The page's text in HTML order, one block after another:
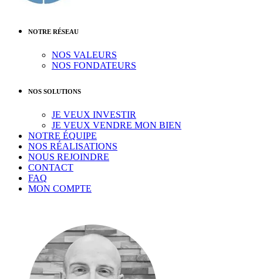
NOTRE RÉSEAU
NOS VALEURS
NOS FONDATEURS
NOS SOLUTIONS
JE VEUX INVESTIR
JE VEUX VENDRE MON BIEN
NOTRE ÉQUIPE
NOS RÉALISATIONS
NOUS REJOINDRE
CONTACT
FAQ
MON COMPTE